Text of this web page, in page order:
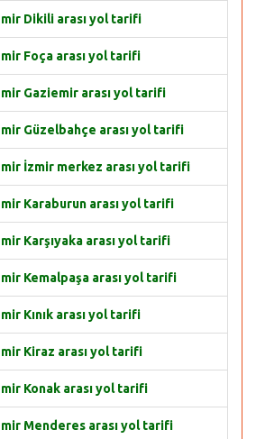
Dikili arası yol tarifi
Foça arası yol tarifi
Gaziemir arası yol tarifi
Güzelbahçe arası yol tarifi
İzmir merkez arası yol tarifi
Karaburun arası yol tarifi
Karşıyaka arası yol tarifi
Kemalpaşa arası yol tarifi
Kınık arası yol tarifi
Kiraz arası yol tarifi
Konak arası yol tarifi
Menderes arası yol tarifi